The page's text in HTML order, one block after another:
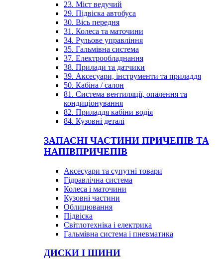
23. Міст ведучий
29. Підвіска автобуса
30. Вісь передня
31. Колеса та маточини
34. Рульове управління
35. Гальмівна система
37. Електрообладнання
38. Прилади та датчики
39. Аксесуари, інструменти та приладдя
50. Кабіна / салон
81. Система вентиляції, опалення та
кондиціонування
82. Приладдя кабіни водія
84. Кузовні деталі
ЗАПАСНІ ЧАСТИНИ ПРИЧЕПІВ ТА
НАПІВПРИЧЕПІВ
Аксесуари та супутні товари
Гідравлічна система
Колеса і маточини
Кузовні частини
Облицювання
Підвіска
Світлотехніка і електрика
Гальмівна система і пневматика
ДИСКИ І ШИНИ